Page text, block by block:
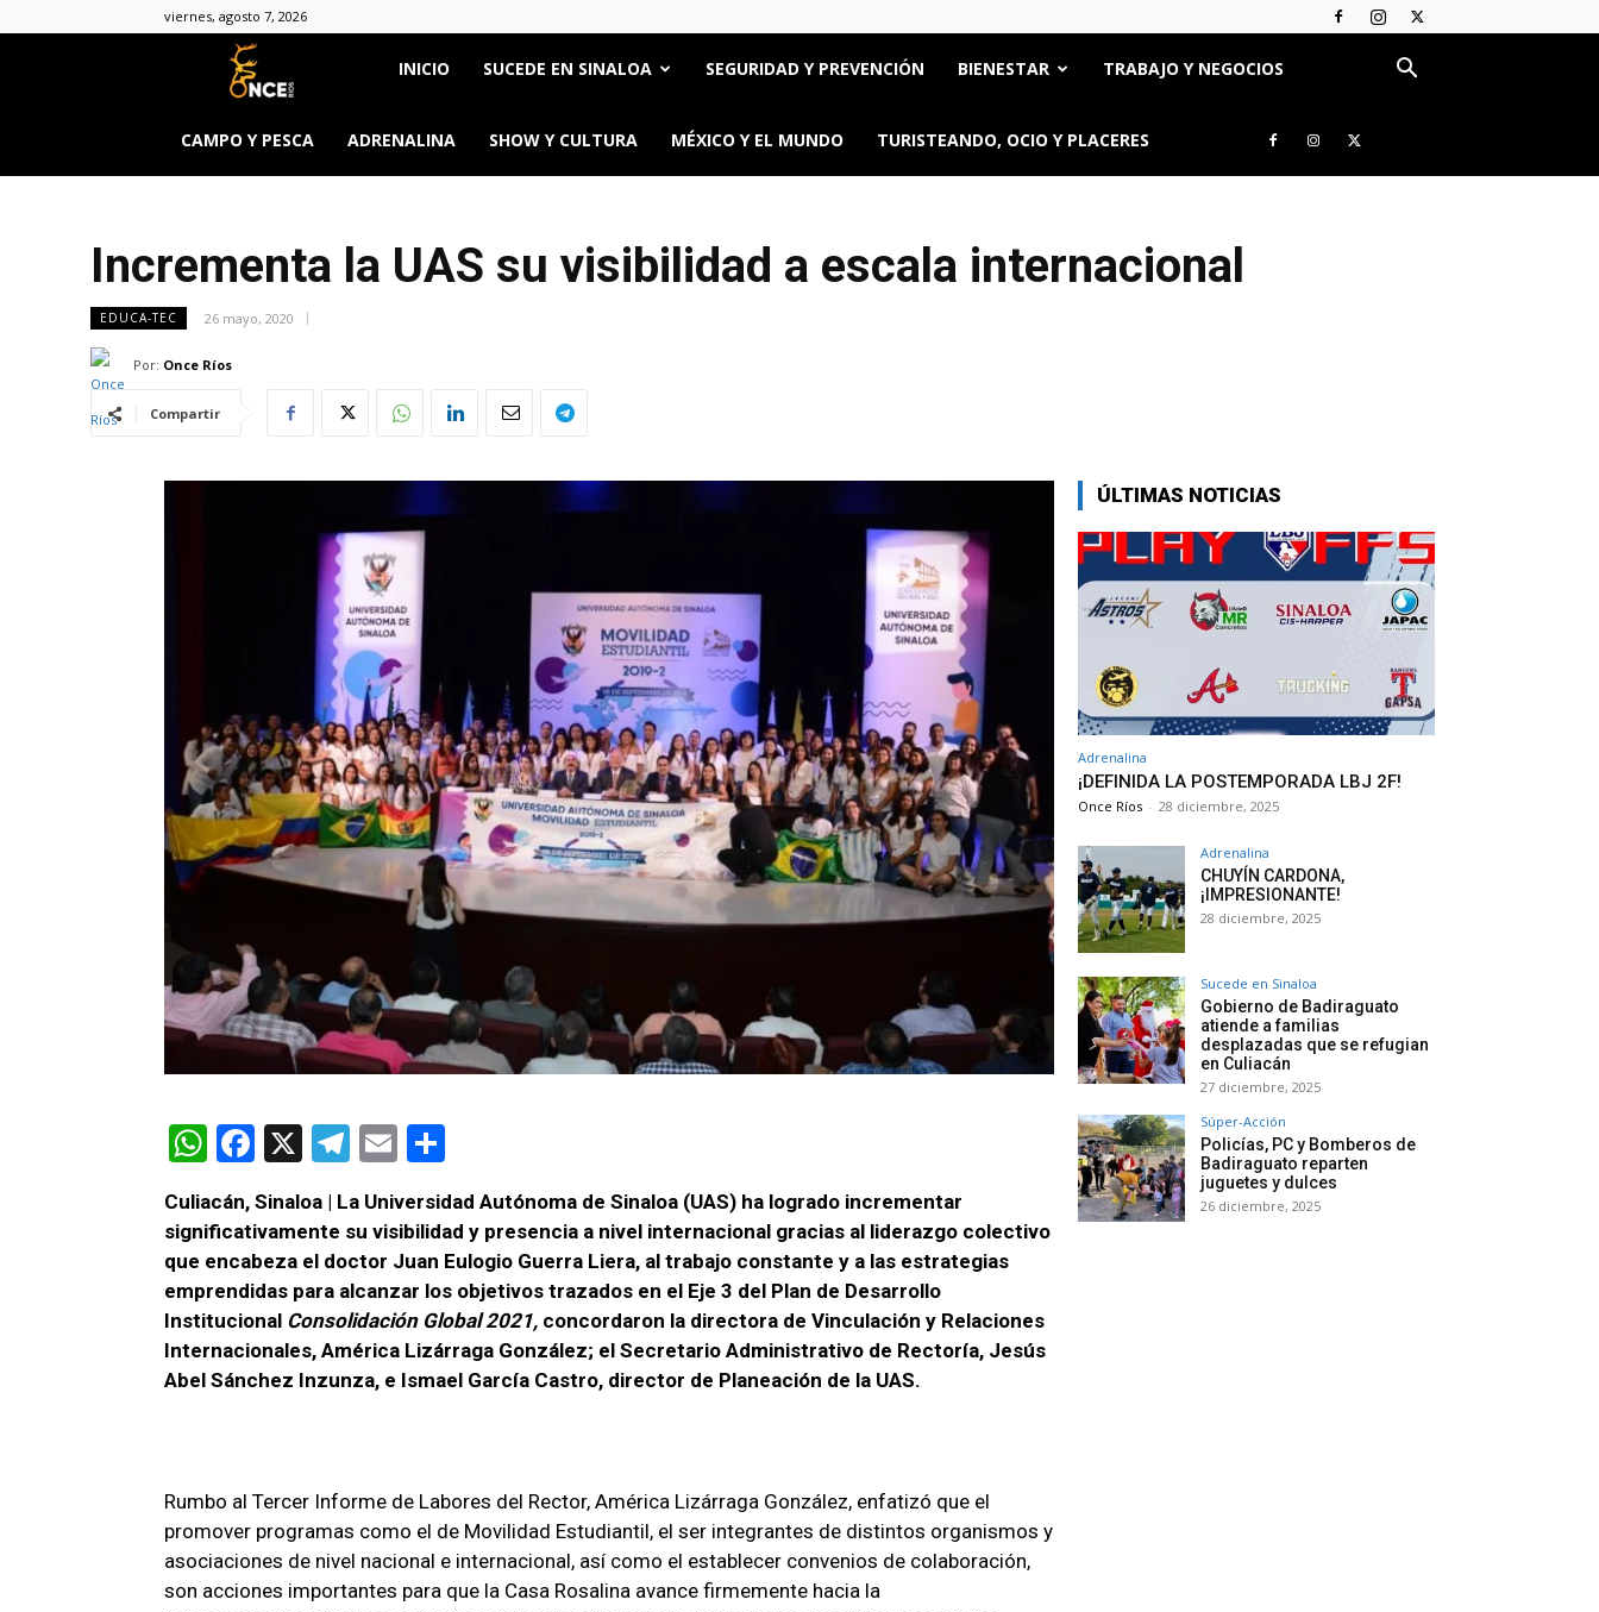
viernes, agosto 7, 2026
Once
Ríos
INICIO SUCEDE EN SINALOA SEGURIDAD Y PREVENCIÓN BIENESTAR TRABAJO Y NEGOCIOS
CAMPO Y PESCA ADRENALINA SHOW Y CULTURA MÉXICO Y EL MUNDO TURISTEANDO, OCIO Y PLACERES
Incrementa la UAS su visibilidad a escala internacional
EDUCA-TEC 26 mayo, 2020
Por: Once Ríos
Compartir
W
at
s
A
p
p
F
ce
b
o
o
k
X
T
e
gr
a
m
E
ail m
p
ar
tir
Culiacán, Sinaloa | La Universidad Autónoma de Sinaloa (UAS) ha logrado incrementar
significativamente su visibilidad y presencia a nivel internacional gracias al liderazgo colectivo
que encabeza el doctor Juan Eulogio Guerra Liera, al trabajo constante y a las estrategias
emprendidas para alcanzar los objetivos trazados en el Eje 3 del Plan de Desarrollo
Institucional Consolidación Global 2021, concordaron la directora de Vinculación y Relaciones
Internacionales, América Lizárraga González; el Secretario Administrativo de Rectoría, Jesús
Abel Sánchez Inzunza, e Ismael García Castro, director de Planeación de la UAS.
Rumbo al Tercer Informe de Labores del Rector, América Lizárraga González, enfatizó que el
promover programas como el de Movilidad Estudiantil, el ser integrantes de distintos organismos y
asociaciones de nivel nacional e internacional, así como el establecer convenios de colaboración,
son acciones importantes para que la Casa Rosalina avance firmemente hacia la
ÚLTIMAS NOTICIAS
Adrenalina
¡DEFINIDA LA POSTEMPORADA LBJ 2F!
Once Ríos - 28 diciembre, 2025
Adrenalina
CHUYÍN CARDONA,
¡IMPRESIONANTE!
28 diciembre, 2025
Sucede en Sinaloa
Gobierno de Badiraguato
atiende a familias
desplazadas que se refugian
en Culiacán
27 diciembre, 2025
Súper-Acción
Policías, PC y Bomberos de
Badiraguato reparten
juguetes y dulces
26 diciembre, 2025